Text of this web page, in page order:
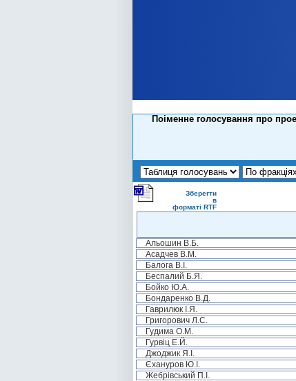
Поіменне голосування про
Зберегти
в
форматі RTF
Альошин В.Б.
Асадчев В.М.
Балога В.І.
Беспалий Б.Я.
Бойко Ю.А.
Бондаренко В.Д.
Гаврилюк І.Я.
Григорович Л.С.
Гудима О.М.
Гурвіц Е.Й.
Джоджик Я.І.
Єхануров Ю.І.
Жебрівський П.І.